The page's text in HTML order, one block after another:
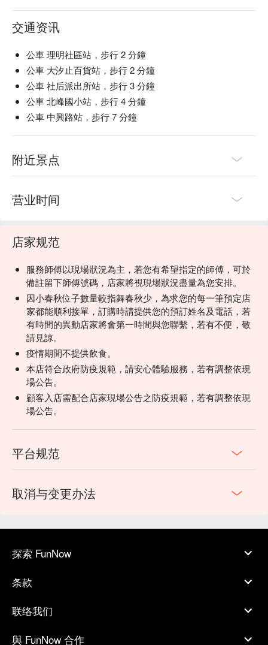
交通资讯
公車 理明社區站，步行 2 分鐘
公車 大汐止百貨站，步行 2 分鐘
公車 社后派出所站，步行 3 分鐘
公車 北峰國小站，步行 4 分鐘
公車 中興路站，步行 7 分鐘
附近景点
营业时间
店家规范
服務師傅以現場狀況為主，若您有希望指定的師傅，可於
備註留下師傅號碼，店家將視現場狀況盡量為您安排。
因小春秋位子數量較指舞春秋少，為求您的每一筆預定店
家都能順利接單，訂購時請提供您的預訂姓名及電話，若
有時間的異動店家將會第一時間與您聯繫，若有不便，敬
請見諒。
疫情期間不提供飲食。
本店符合政府防疫規範，請安心體驗服務，若有調整依現
場公告。
顧客入店需配合店家現場公告之防疫規範，若有調整依現
場公告。
平台规范
取消与变更办法
探索 FunNow
条款
联络我们
與 FunNow 合作